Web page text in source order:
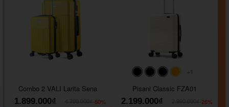
Combo 2 VALI Larita Sena
1.899.000₫
-60%
#000000#000000
#000000
#ffa500
+1
Pisani Classic FZA01
2.199.000₫
-26%